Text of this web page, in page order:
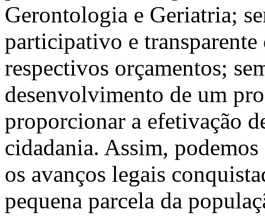
Gerontologia e Geriatria;
participativo e transparente
respectivos orçamentos;
desenvolvimento de um
proporcionar a efetivação
cidadania. Assim,
os avanços legais
pequena parcela da